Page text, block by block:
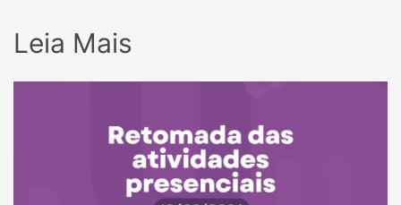
Leia Mais